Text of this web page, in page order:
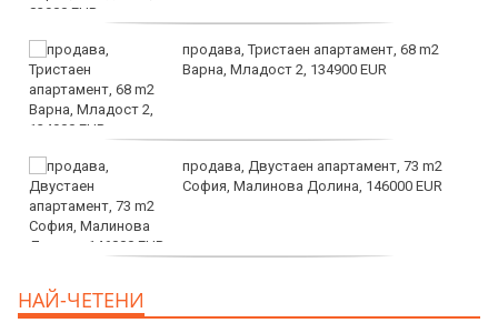
продава, Тристаен апартамент, 68 m2
Варна, Младост 2, 134900 EUR
продава, Двустаен апартамент, 73 m2
София, Малинова Долина, 146000 EUR
НАЙ-ЧЕТЕНИ